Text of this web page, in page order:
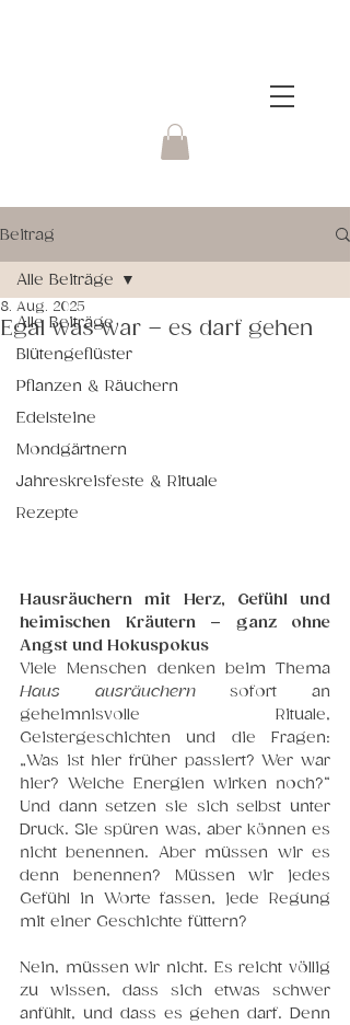
Beitrag
Alle Beiträge
Blütengeflüster
Pflanzen & Räuchern
Edelsteine
Mondgärtnern
Jahreskreisfeste & Rituale
Rezepte
Alle Beiträge
Egal was war – es darf gehen
8. Aug. 2025
Hausräuchern mit Herz, Gefühl und
heimischen Kräutern – ganz ohne
Angst und Hokuspokus
Haus ausräuchern sofort an
geheimnisvolle Rituale,
Geistergeschichten und die Fragen:
„Was ist hier früher passiert? Wer war
hier? Welche Energien wirken noch?“
Und dann setzen sie sich selbst unter
Druck. Sie spüren was, aber können es
nicht benennen. Aber müssen wir es
denn benennen? Müssen wir jedes
Gefühl in Worte fassen, jede Regung
mit einer Geschichte füttern?
Nein, müssen wir nicht. Es reicht völlig
zu wissen, dass sich etwas schwer
anfühlt, und dass es gehen darf. Denn